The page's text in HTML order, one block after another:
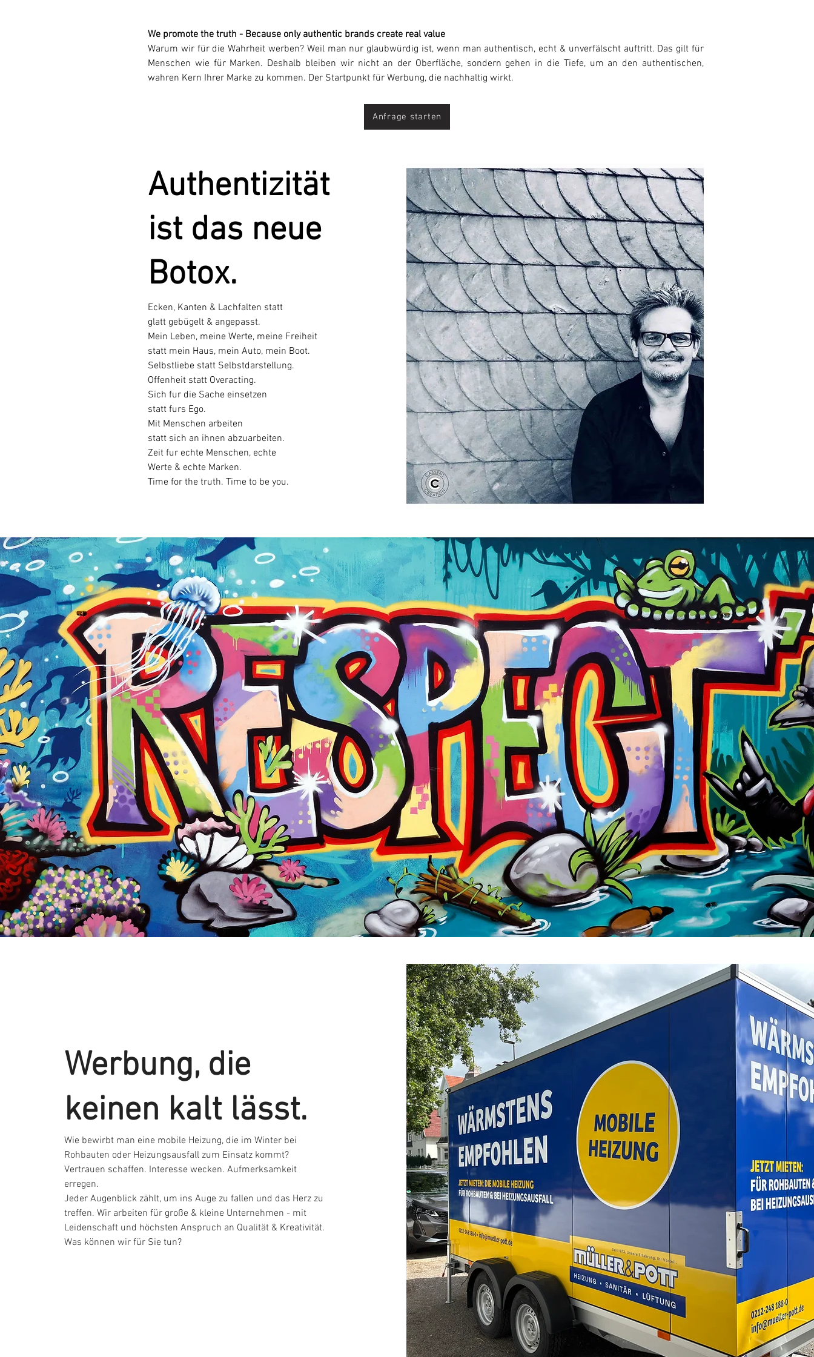
We promote the truth - Because only authentic brands create real value
Warum wir für die Wahrheit werben? Weil man nur glaubwürdig ist, wenn man authentisch, echt & unverfälscht auftritt. Das gilt für
Menschen wie für Marken. Deshalb bleiben wir nicht an der Oberfläche, sondern gehen in die Tiefe, um an den authentischen,
wahren Kern Ihrer Marke zu kommen. Der Startpunkt für Werbung, die nachhaltig wirkt.
Anfrage starten
Authentizität
ist das neue
Botox.
Ecken, Kanten & Lachfalten statt
glatt gebügelt & angepasst.
Mein Leben, meine Werte, meine Freiheit
statt mein Haus, mein Auto, mein Boot.
Selbstliebe statt Selbstdarstellung.
Offenheit statt Overacting.
Sich fur die Sache einsetzen
statt furs Ego.
Mit Menschen arbeiten
statt sich an ihnen abzuarbeiten.
Zeit fur echte Menschen, echte
Werte & echte Marken.
Time for the truth. Time to be you.
Werbung, die
keinen kalt lässt.
Wie bewirbt man eine mobile Heizung, die im Winter bei
Rohbauten oder Heizungsausfall zum Einsatz kommt?
Vertrauen schaffen. Interesse wecken. Aufmerksamkeit
erregen.
Jeder Augenblick zählt, um ins Auge zu fallen und das Herz zu
treffen. Wir arbeiten für große & kleine Unternehmen - mit
Leidenschaft und höchsten Anspruch an Qualität & Kreativität.
Was können wir für Sie tun?